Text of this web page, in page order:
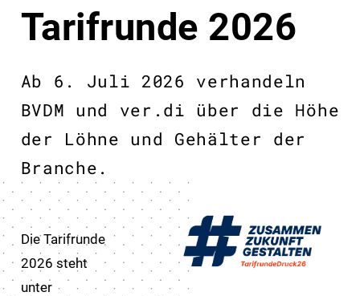
Tarifrunde 2026
Ab 6. Juli 2026 verhandeln
BVDM und ver.di über die Höhe
der Löhne und Gehälter der
Branche.
Die Tarifrunde
2026 steht
unter